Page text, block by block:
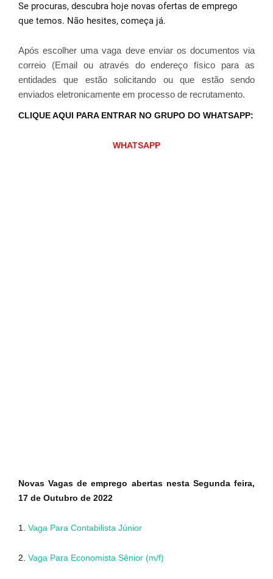
Se procuras, descubra hoje novas ofertas de emprego
que temos. Não hesites, começa já.
Após escolher uma vaga deve enviar os documentos via
correio (Email ou através do endereço físico para as
entidades que estão solicitando ou que estão sendo
enviados eletronicamente em processo de recrutamento.
CLIQUE AQUI PARA ENTRAR NO GRUPO DO WHATSAPP:
WHATSAPP
Novas Vagas de emprego abertas nesta Segunda feira,
17 de Outubro de 2022
1. Vaga Para Contabilista Júnior
2. Vaga Para Economista Sênior (m/f)